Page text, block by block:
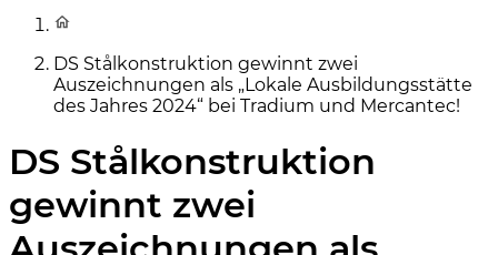
DS Stålkonstruktion gewinnt zwei
Auszeichnungen als „Lokale Ausbildungsstätte
des Jahres 2024“ bei Tradium und Mercantec!
DS Stålkonstruktion
gewinnt zwei